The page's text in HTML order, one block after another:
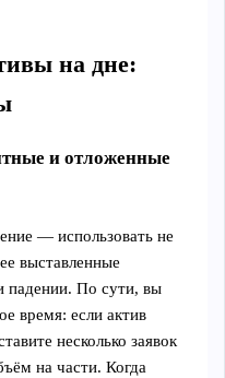
на дне:
и отложенные
— использовать не
выставленные
падении. По сути, вы
время: если актив
несколько заявок
на части. Когда